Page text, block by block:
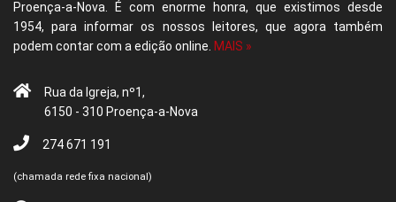
Proença-a-Nova. É com enorme honra, que existimos desde
1954, para informar os nossos leitores, que agora também
podem contar com a edição online. MAIS »
Rua da Igreja, nº1,
6150 - 310 Proença-a-Nova
274 671 191
(chamada rede fixa nacional)